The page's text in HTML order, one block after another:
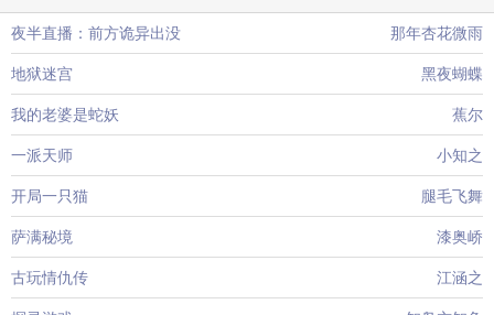
夜半直播：前方诡异出没 那年杏花微雨
地狱迷宫 黑夜蝴蝶
我的老婆是蛇妖 蕉尔
一派天师 小知之
开局一只猫 腿毛飞舞
萨满秘境 漆奥峤
古玩情仇传 江涵之